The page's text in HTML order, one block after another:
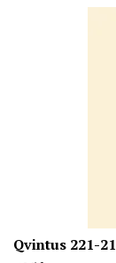
Qvintus 221-21